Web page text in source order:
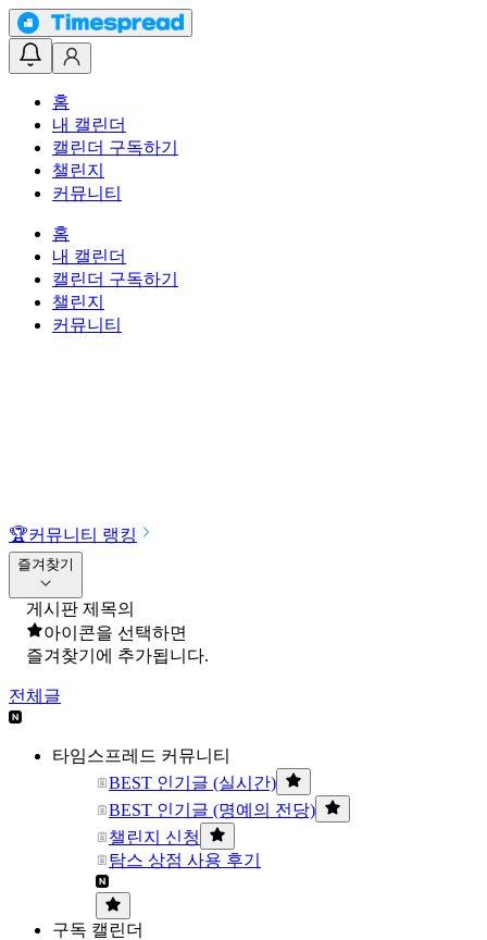
홈
내 캘린더
캘린더 구독하기
챌린지
커뮤니티
홈
내 캘린더
캘린더 구독하기
챌린지
커뮤니티
🏆커뮤니티 랭킹
즐겨찾기
게시판 제목의
아이콘을 선택하면
즐겨찾기에 추가됩니다.
전체글
타임스프레드 커뮤니티
BEST 인기글 (실시간)
BEST 인기글 (명예의 전당)
챌린지 신청
탐스 상점 사용 후기
구독 캘린더